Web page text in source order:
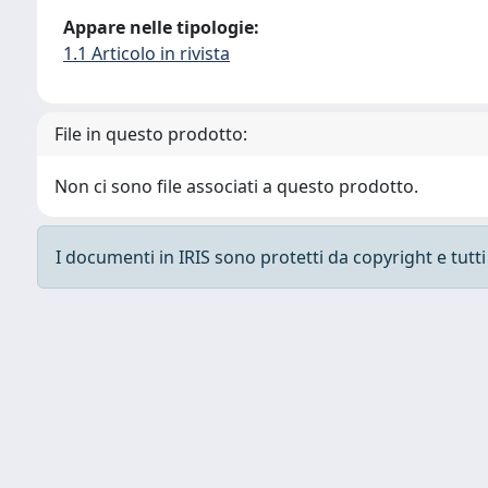
Appare nelle tipologie:
1.1 Articolo in rivista
File in questo prodotto:
Non ci sono file associati a questo prodotto.
I documenti in IRIS sono protetti da copyright e